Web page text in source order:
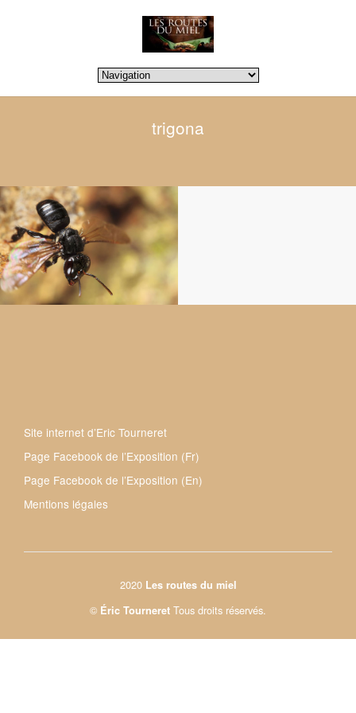
trigona
Site internet d’Eric Tourneret
Page Facebook de l’Exposition (Fr)
Page Facebook de l’Exposition (En)
Mentions légales
2020 Les routes du miel
© Éric Tourneret Tous droits réservés.